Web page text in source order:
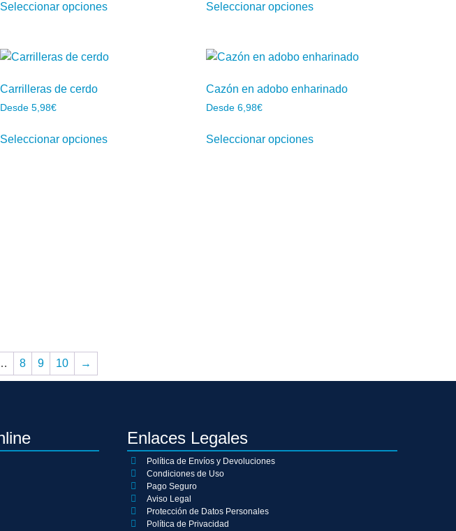
Seleccionar opciones Seleccionar opciones
Carrilleras de cerdo
Desde5,98€
Seleccionar opciones
Cazón en adobo enharinado
Desde6,98€
Seleccionar opciones
8 9 10 →
Enlaces Legales
Política de Envíos y Devoluciones
Condiciones de Uso
Pago Seguro
Aviso Legal
Protección de Datos Personales
Política de Privacidad